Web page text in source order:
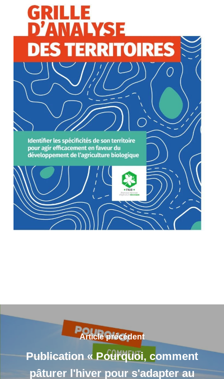
Article précédent
Publication « Pourquoi, comment
pâturer l'hiver pour s'adapter au